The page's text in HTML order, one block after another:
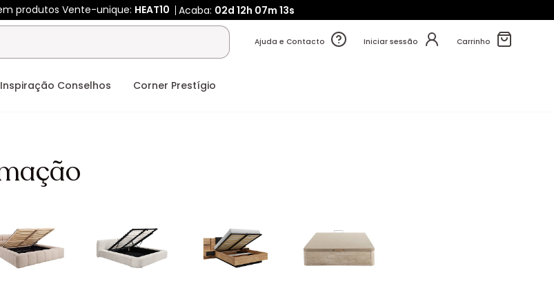
produtos Vente-unique: HEAT10 Acaba: 02d 12h 07m 12s
Ajuda e Contacto Iniciar sessão Carrinho
Inspiração Conselhos Corner Prestígio